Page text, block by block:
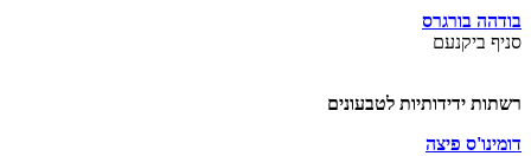
בודהה בורגרס
סניף ביקנעם
רשתות ידידותיות לטבעונים
דומינו'ס פיצה